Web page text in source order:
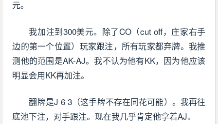
元。
我加注到300美元。除了CO（cut off，庄家右手
边的第一个位置）玩家跟注，所有玩家都弃牌。我推
测他的范围是AK-AJ。我不认为他有KK，因为他应该
明显会用KK再加注。
翻牌是J 6 3（这手牌不存在同花可能）。我再往
底池下注，对手跟注。现在我几乎肯定他拿着AJ。